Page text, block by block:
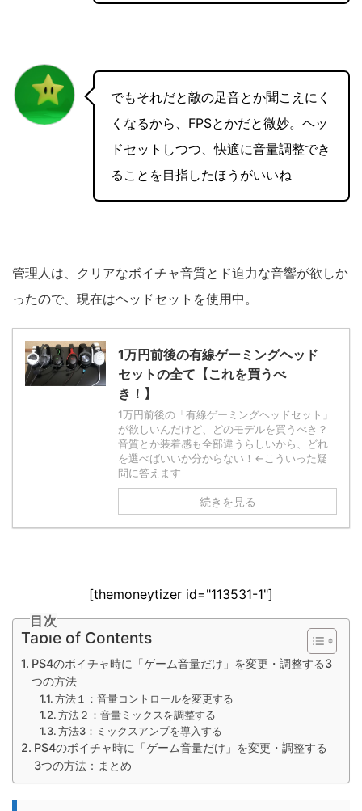
でもそれだと敵の足音とか聞こえにく
くなるから、FPSとかだと微妙。ヘッ
ドセットしつつ、快適に音量調整でき
ることを目指したほうがいいね
管理人は、クリアなボイチャ音質とド迫力な音響が欲しか
ったので、現在はヘッドセットを使用中。
1万円前後の有線ゲーミングヘッド
セットの全て【これを買うべ
き！】
1万円前後の「有線ゲーミングヘッドセット」
が欲しいんだけど、どのモデルを買うべき？
音質とか装着感も全部違うらしいから、どれ
を選べばいいか分からない！←こういった疑
問に答えます
続きを見る
[themoneytizer id="113531-1"]
目次
Table of Contents
PS4のボイチャ時に「ゲーム音量だけ」を変更・調整する3
つの方法
方法１：音量コントロールを変更する
方法２：音量ミックスを調整する
方法3：ミックスアンプを導入する
PS4のボイチャ時に「ゲーム音量だけ」を変更・調整する
3つの方法：まとめ